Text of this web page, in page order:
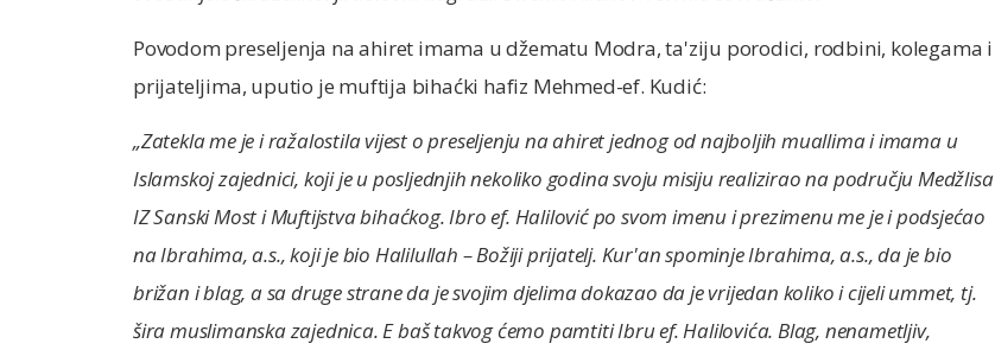
Povodom preseljenja na ahiret imama u džematu Modra, ta'ziju porodici, rodbini, kolegama i
prijateljima, uputio je muftija bihaćki hafiz Mehmed-ef. Kudić:
„Zatekla me je i ražalostila vijest o preseljenju na ahiret jednog od najboljih muallima i imama u
Islamskoj zajednici, koji je u posljednjih nekoliko godina svoju misiju realizirao na području Medžlisa
IZ Sanski Most i Muftijstva bihaćkog. Ibro ef. Halilović po svom imenu i prezimenu me je i podsjećao
na Ibrahima, a.s., koji je bio Halilullah – Božiji prijatelj. Kur'an spominje Ibrahima, a.s., da je bio
brižan i blag, a sa druge strane da je svojim djelima dokazao da je vrijedan koliko i cijeli ummet, tj.
šira muslimanska zajednica. E baš takvog ćemo pamtiti Ibru ef. Halilovića. Blag, nenametljiv,